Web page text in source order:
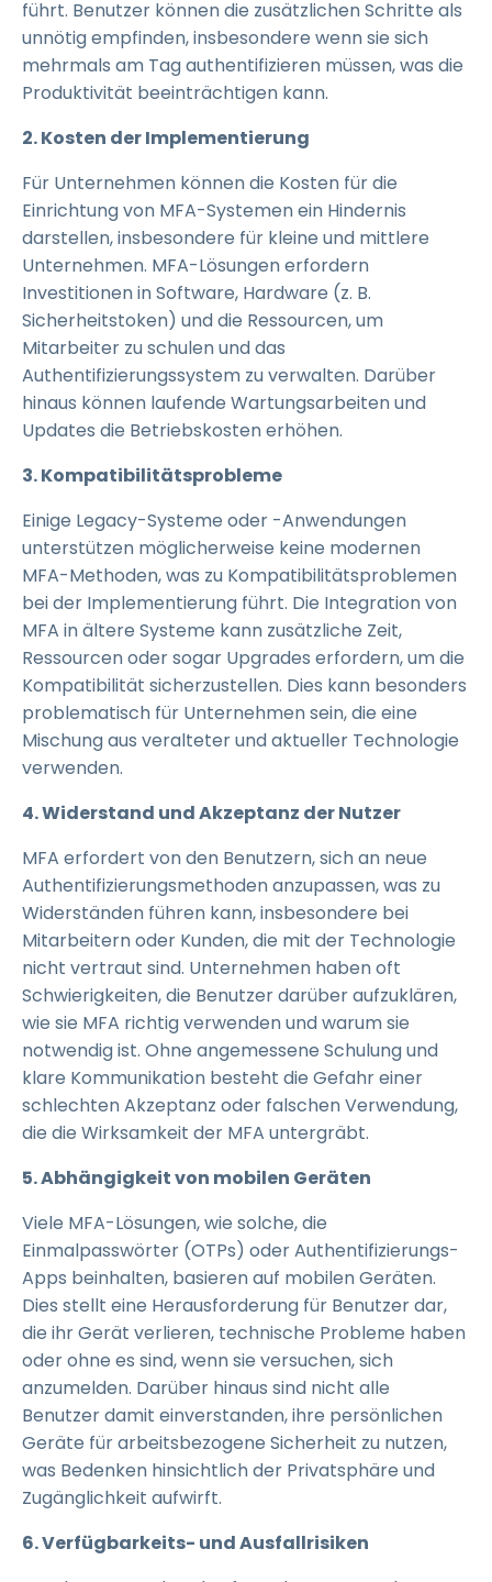
führt. Benutzer können die zusätzlichen Schritte als
unnötig empfinden, insbesondere wenn sie sich
mehrmals am Tag authentifizieren müssen, was die
Produktivität beeinträchtigen kann.
2. Kosten der Implementierung
Für Unternehmen können die Kosten für die
Einrichtung von MFA-Systemen ein Hindernis
darstellen, insbesondere für kleine und mittlere
Unternehmen. MFA-Lösungen erfordern
Investitionen in Software, Hardware (z. B.
Sicherheitstoken) und die Ressourcen, um
Mitarbeiter zu schulen und das
Authentifizierungssystem zu verwalten. Darüber
hinaus können laufende Wartungsarbeiten und
Updates die Betriebskosten erhöhen.
3. Kompatibilitätsprobleme
Einige Legacy-Systeme oder -Anwendungen
unterstützen möglicherweise keine modernen
MFA-Methoden, was zu Kompatibilitätsproblemen
bei der Implementierung führt. Die Integration von
MFA in ältere Systeme kann zusätzliche Zeit,
Ressourcen oder sogar Upgrades erfordern, um die
Kompatibilität sicherzustellen. Dies kann besonders
problematisch für Unternehmen sein, die eine
Mischung aus veralteter und aktueller Technologie
verwenden.
4. Widerstand und Akzeptanz der Nutzer
MFA erfordert von den Benutzern, sich an neue
Authentifizierungsmethoden anzupassen, was zu
Widerständen führen kann, insbesondere bei
Mitarbeitern oder Kunden, die mit der Technologie
nicht vertraut sind. Unternehmen haben oft
Schwierigkeiten, die Benutzer darüber aufzuklären,
wie sie MFA richtig verwenden und warum sie
notwendig ist. Ohne angemessene Schulung und
klare Kommunikation besteht die Gefahr einer
schlechten Akzeptanz oder falschen Verwendung,
die die Wirksamkeit der MFA untergräbt.
5. Abhängigkeit von mobilen Geräten
Viele MFA-Lösungen, wie solche, die
Einmalpasswörter (OTPs) oder Authentifizierungs-
Apps beinhalten, basieren auf mobilen Geräten.
Dies stellt eine Herausforderung für Benutzer dar,
die ihr Gerät verlieren, technische Probleme haben
oder ohne es sind, wenn sie versuchen, sich
anzumelden. Darüber hinaus sind nicht alle
Benutzer damit einverstanden, ihre persönlichen
Geräte für arbeitsbezogene Sicherheit zu nutzen,
was Bedenken hinsichtlich der Privatsphäre und
Zugänglichkeit aufwirft.
6. Verfügbarkeits- und Ausfallrisiken